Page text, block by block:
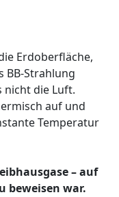
Erdoberfläche,
BB-Strahlung
die Luft.
auf und
Temperatur
– auf
beweisen war.